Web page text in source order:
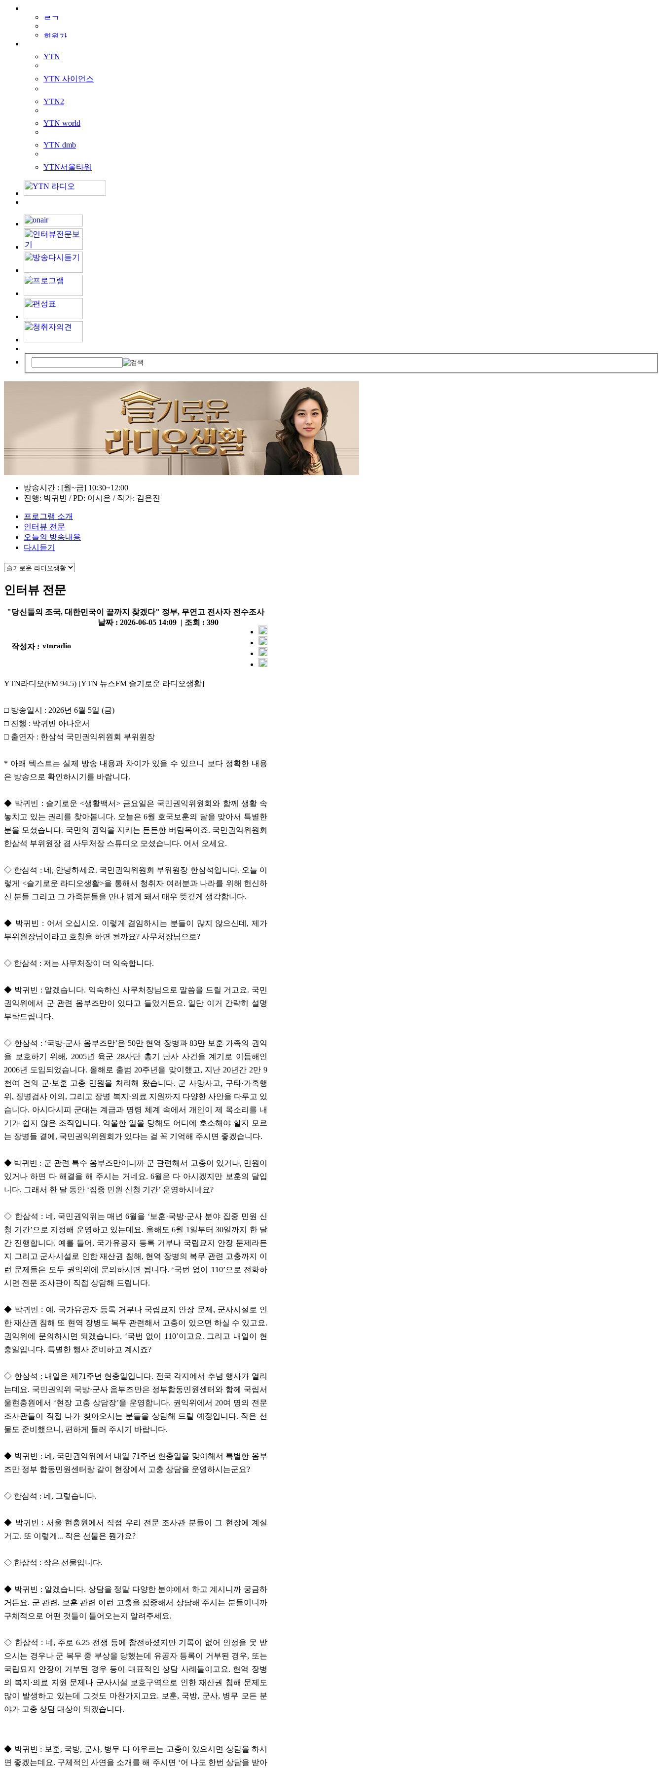
YTN
YTN 사이언스
YTN2
YTN world
YTN dmb
YTN서울타워
방송시간 : [월~금] 10:30~12:00
진행: 박귀빈 / PD: 이시은 / 작가: 김은진
프로그램 소개
인터뷰 전문
오늘의 방송내용
다시듣기
인터뷰 전문
"당신들의 조국, 대한민국이 끝까지 찾겠다" 정부, 무연고 전사자 전수조사
작성자 :
날짜 : 2026-06-05 14:09 | 조회 : 390
YTN라디오(FM 94.5) [YTN 뉴스FM 슬기로운 라디오생활]
□ 방송일시 : 2026년 6월 5일 (금)
□ 진행 : 박귀빈 아나운서
□ 출연자 : 한삼석 국민권익위원회 부위원장
* 아래 텍스트는 실제 방송 내용과 차이가 있을 수 있으니 보다 정확한 내용
은 방송으로 확인하시기를 바랍니다.
◆ 박귀빈 : 슬기로운 <생활백서> 금요일은 국민권익위원회와 함께 생활 속
놓치고 있는 권리를 찾아봅니다. 오늘은 6월 호국보훈의 달을 맞아서 특별한
분을 모셨습니다. 국민의 권익을 지키는 든든한 버팀목이죠. 국민권익위원회
한삼석 부위원장 겸 사무처장 스튜디오 모셨습니다. 어서 오세요.
◇ 한삼석 : 네, 안녕하세요. 국민권익위원회 부위원장 한삼석입니다. 오늘 이
렇게 <슬기로운 라디오생활>을 통해서 청취자 여러분과 나라를 위해 헌신하
신 분들 그리고 그 가족분들을 만나 뵙게 돼서 매우 뜻깊게 생각합니다.
◆ 박귀빈 : 어서 오십시오. 이렇게 겸임하시는 분들이 많지 않으신데, 제가
부위원장님이라고 호칭을 하면 될까요? 사무처장님으로?
◇ 한삼석 : 저는 사무처장이 더 익숙합니다.
◆ 박귀빈 : 알겠습니다. 익숙하신 사무처장님으로 말씀을 드릴 거고요. 국민
권익위에서 군 관련 옴부즈만이 있다고 들었거든요. 일단 이거 간략히 설명
부탁드립니다.
◇ 한삼석 : ‘국방·군사 옴부즈만’은 50만 현역 장병과 83만 보훈 가족의 권익
을 보호하기 위해, 2005년 육군 28사단 총기 난사 사건을 계기로 이듬해인
2006년 도입되었습니다. 올해로 출범 20주년을 맞이했고, 지난 20년간 2만 9
천여 건의 군·보훈 고충 민원을 처리해 왔습니다. 군 사망사고, 구타·가혹행
위, 징병검사 이의, 그리고 장병 복지·의료 지원까지 다양한 사안을 다루고 있
습니다. 아시다시피 군대는 계급과 명령 체계 속에서 개인이 제 목소리를 내
기가 쉽지 않은 조직입니다. 억울한 일을 당해도 어디에 호소해야 할지 모르
는 장병들 곁에, 국민권익위원회가 있다는 걸 꼭 기억해 주시면 좋겠습니다.
◆ 박귀빈 : 군 관련 특수 옴부즈만이니까 군 관련해서 고충이 있거나, 민원이
있거나 하면 다 해결을 해 주시는 거네요. 6월은 다 아시겠지만 보훈의 달입
니다. 그래서 한 달 동안 ‘집중 민원 신청 기간’ 운영하시네요?
◇ 한삼석 : 네, 국민권익위는 매년 6월을 ‘보훈·국방·군사 분야 집중 민원 신
청 기간’으로 지정해 운영하고 있는데요. 올해도 6월 1일부터 30일까지 한 달
간 진행합니다. 예를 들어, 국가유공자 등록 거부나 국립묘지 안장 문제라든
지 그리고 군사시설로 인한 재산권 침해, 현역 장병의 복무 관련 고충까지 이
런 문제들은 모두 권익위에 문의하시면 됩니다. ‘국번 없이 110’으로 전화하
시면 전문 조사관이 직접 상담해 드립니다.
◆ 박귀빈 : 예, 국가유공자 등록 거부나 국립묘지 안장 문제, 군사시설로 인
한 재산권 침해 또 현역 장병도 복무 관련해서 고충이 있으면 하실 수 있고요.
권익위에 문의하시면 되겠습니다. ‘국번 없이 110’이고요. 그리고 내일이 현
충일입니다. 특별한 행사 준비하고 계시죠?
◇ 한삼석 : 내일은 제71주년 현충일입니다. 전국 각지에서 추념 행사가 열리
는데요. 국민권익위 국방·군사 옴부즈만은 정부합동민원센터와 함께 국립서
울현충원에서 ‘현장 고충 상담장’을 운영합니다. 권익위에서 20여 명의 전문
조사관들이 직접 나가 찾아오시는 분들을 상담해 드릴 예정입니다. 작은 선
물도 준비했으니, 편하게 들러 주시기 바랍니다.
◆ 박귀빈 : 네, 국민권익위에서 내일 71주년 현충일을 맞이해서 특별한 옴부
즈만 정부 합동민원센터랑 같이 현장에서 고충 상담을 운영하시는군요?
◇ 한삼석 : 네, 그렇습니다.
◆ 박귀빈 : 서울 현충원에서 직접 우리 전문 조사관 분들이 그 현장에 계실
거고. 또 이렇게... 작은 선물은 뭔가요?
◇ 한삼석 : 작은 선물입니다.
◆ 박귀빈 : 알겠습니다. 상담을 정말 다양한 분야에서 하고 계시니까 궁금하
거든요. 군 관련, 보훈 관련 이런 고충을 집중해서 상담해 주시는 분들이니까
구체적으로 어떤 것들이 들어오는지 알려주세요.
◇ 한삼석 : 네, 주로 6.25 전쟁 등에 참전하셨지만 기록이 없어 인정을 못 받
으시는 경우나 군 복무 중 부상을 당했는데 유공자 등록이 거부된 경우, 또는
국립묘지 안장이 거부된 경우 등이 대표적인 상담 사례들이고요. 현역 장병
의 복지·의료 지원 문제나 군사시설 보호구역으로 인한 재산권 침해 문제도
많이 발생하고 있는데 그것도 마찬가지고요. 보훈, 국방, 군사, 병무 모든 분
야가 고충 상담 대상이 되겠습니다.
◆ 박귀빈 : 보훈, 국방, 군사, 병무 다 아우르는 고충이 있으시면 상담을 하시
면 좋겠는데요. 구체적인 사연을 소개를 해 주시면 ‘어 나도 한번 상담을 받아